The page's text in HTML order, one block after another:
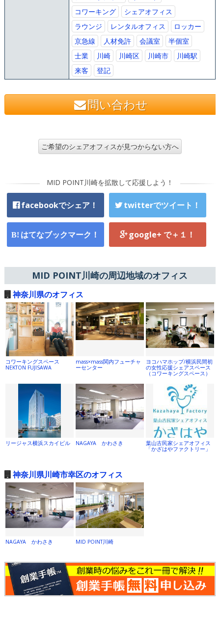
コワーキング
シェアオフィス
ラウンジ
レンタルオフィス
ロッカー
京急線
人材免許 会議室
半個室
士業
川崎 川崎区 川崎市
川崎駅
来客
登記
問い合わせ
ご希望のシェアオフィスが見つからない方へ
MID POINT川崎を拡散して応援しよう！
facebookでシェア！ twitterでツイート！
はてなブックマーク！ google+ で＋１！
MID POINT川崎の周辺地域のオフィス
神奈川県のオフィス
コワーキングスペース
NEKTON FUJISAWA
mass×mass関内フューチャ
ーセンター
ヨコハマホップ/横浜民間初
の女性応援シェアスペース
（コワーキングスペース）
リージャス横浜スカイビル NAGAYA かわさき
葉山古民家シェアオフィス
「かざはやファクトリー」
神奈川県川崎市幸区のオフィス
NAGAYA かわさき MID POINT川崎